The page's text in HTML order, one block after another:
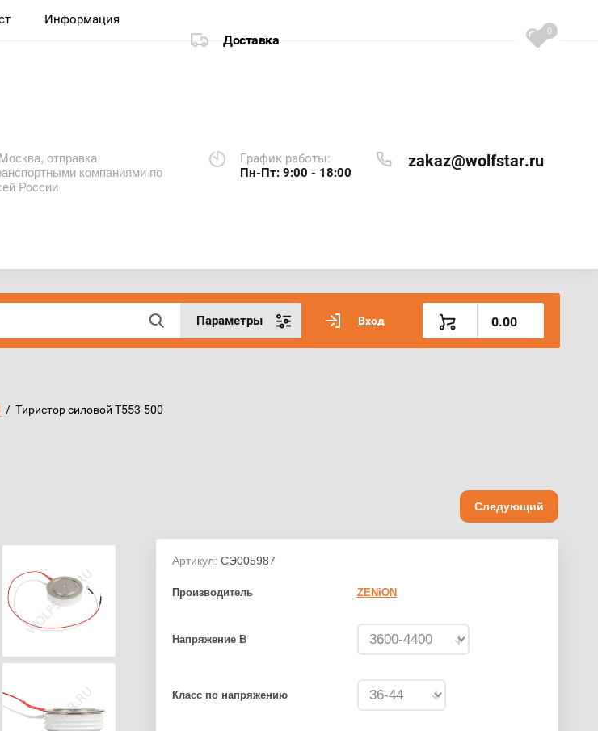
Информация
Доставка
0
Москва, отправка
компаниями по
России
График работы:
Пн-Пт: 9:00 - 18:00
zakaz@wolfstar.ru
Параметры Вход 0.00
  /  Тиристор силовой Т553-500
Следующий
Артикул: СЭ005987
Производитель ZENiON
Напряжение В
Класс по напряжению